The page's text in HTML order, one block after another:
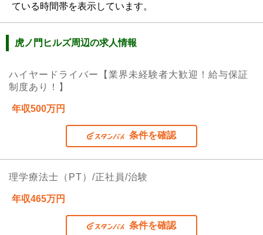
ている時間帯を表示しています。
虎ノ門ヒルズ周辺の求人情報
ハイヤードライバー【業界未経験者大歓迎！給与保証
制度あり！】
年収500万円
条件を確認
理学療法士（PT）/正社員/治験
年収465万円
条件を確認